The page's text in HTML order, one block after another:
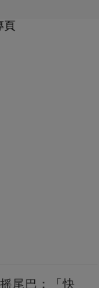
頁
尾巴：「快